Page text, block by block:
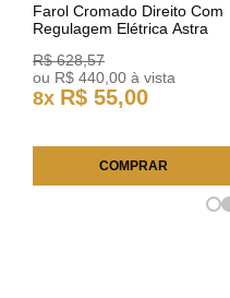
Farol Cromado Direito Com
Regulagem Elétrica Astra
R$ 628,57
ou R$ 440 00 à vista
8x R$ 55,00
COMPRAR